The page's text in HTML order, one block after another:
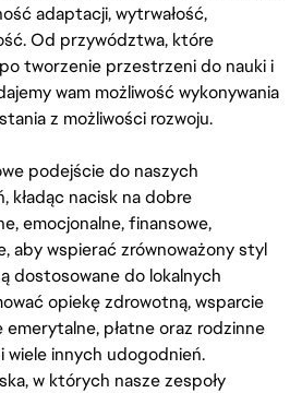
adaptacji, wytrwałość,
Od przywództwa, które
tworzenie przestrzeni do nauki i
wam możliwość wykonywania
z możliwości rozwoju.
podejście do naszych
kładąc nacisk na dobre
emocjonalne, finansowe,
aby wspierać zrównoważony styl
dostosowane do lokalnych
opiekę zdrowotną, wsparcie
płatne oraz rodzinne
wiele innych udogodnień.
w których nasze zespoły